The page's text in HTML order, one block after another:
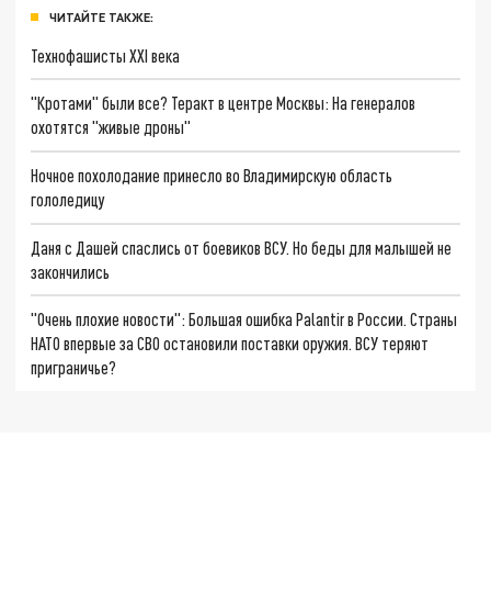
ЧИТАЙТЕ ТАКЖЕ:
Технофашисты XXI века
"Кротами" были все? Теракт в центре Москвы: На генералов
охотятся "живые дроны"
Ночное похолодание принесло во Владимирскую область
гололедицу
Даня с Дашей спаслись от боевиков ВСУ. Но беды для малышей не
закончились
"Очень плохие новости": Большая ошибка Palantir в России. Страны
НАТО впервые за СВО остановили поставки оружия. ВСУ теряют
приграничье?